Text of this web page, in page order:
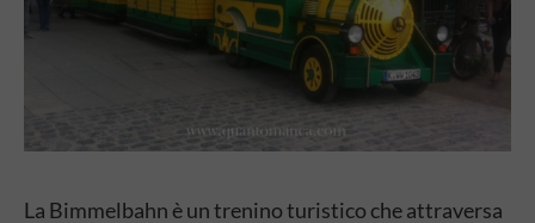
La Bimmelbahn è un trenino turistico che attraversa